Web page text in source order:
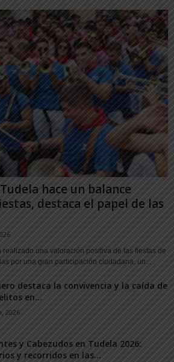
Tudela hace un balance
destaca el papel de las
realizado una valoración positiva de las fiestas de
por una gran participación ciudadana, un...
destaca la convivencia y la caída de
en...
2026
y Cabezudos en Tudela 2026:
y recorridos en las...